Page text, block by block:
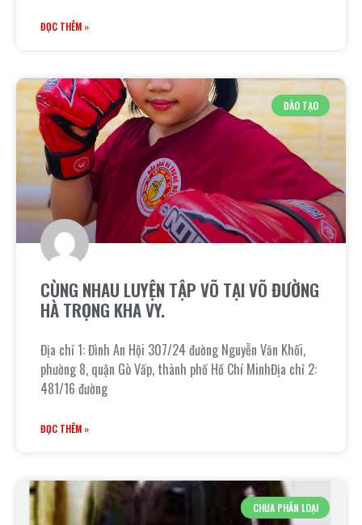
ĐỌC THÊM »
ĐÀO TẠO
CÙNG NHAU LUYỆN TẬP VÕ TẠI VÕ ĐƯỜNG
HÀ TRỌNG KHA VY.
Địa chỉ 1: Đình An Hội 307/24 đường Nguyễn Văn Khối,
phường 8, quận Gò Vấp, thành phố Hồ Chí MinhĐịa chỉ 2:
481/16 đường
ĐỌC THÊM »
CHƯA PHÂN LOẠI